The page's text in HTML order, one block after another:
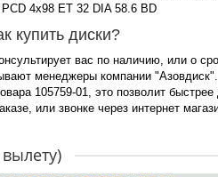
4x98 ET 32 DIA 58.6 BD
купить диски?
вас по наличию, или о
менеджеры компании "Азовдиск".
105759-01, это позволит
или звонке через интернет